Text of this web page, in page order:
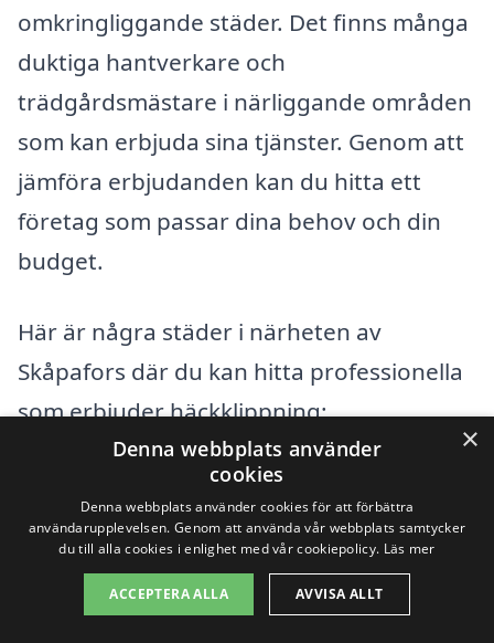
omkringliggande städer. Det finns många
duktiga hantverkare och
trädgårdsmästare i närliggande områden
som kan erbjuda sina tjänster. Genom att
jämföra erbjudanden kan du hitta ett
företag som passar dina behov och din
budget.
Här är några städer i närheten av
Skåpafors där du kan hitta professionella
som erbjuder häckklippning:
Åsensbruk
Dals Långed
×
Denna webbplats använder
cookies
Denna webbplats använder cookies för att förbättra
användarupplevelsen. Genom att använda vår webbplats samtycker
du till alla cookies i enlighet med vår cookiepolicy. Läs mer
ACCEPTERA ALLA AVVISA ALLT